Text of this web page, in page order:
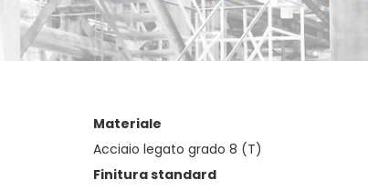
Materiale
Acciaio legato grado 8 (T)
Finitura standard